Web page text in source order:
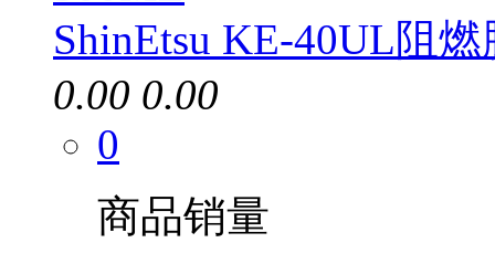
ShinEtsu KE-40UL阻
0.00 0.00
0
商品销量